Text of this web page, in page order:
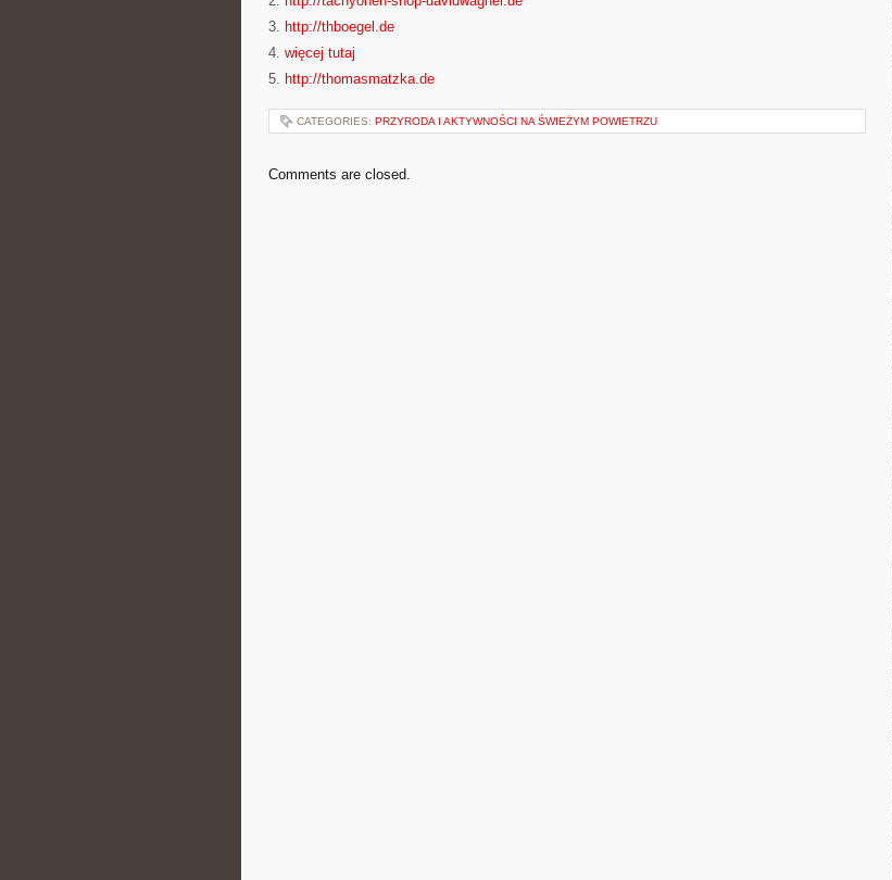
3. http://thboegel.de
4. więcej tutaj
5. http://thomasmatzka.de
CATEGORIES: PRZYRODA I AKTYWNOŚCI NA ŚWIEŻYM POWIETRZU
Comments are closed.